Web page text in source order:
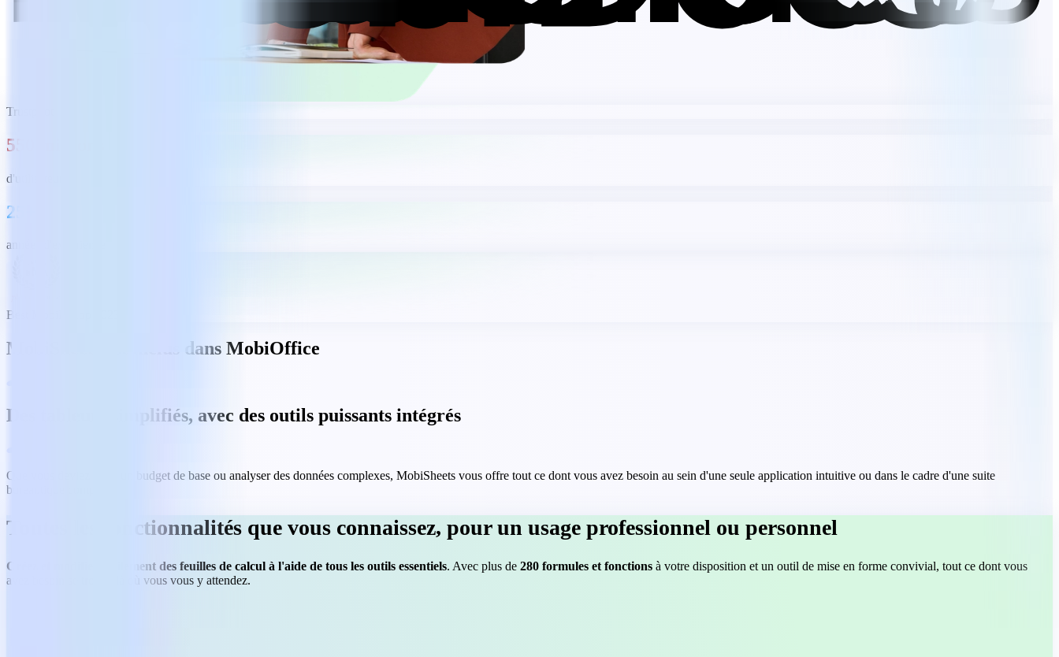
Trustpilot
550 millions
d'utilisateurs
25+
années d'expérience
Best Mobile App 2023
MobiSheets est inclus dans MobiOffice
Des tableurs simplifiés, avec des outils puissants intégrés
Que vous deviez créer un budget de base ou analyser des données complexes, MobiSheets vous offre tout ce dont vous avez besoin au sein d'une seule application intuitive ou dans le cadre d'une suite
bureautique complète.
Toutes les fonctionnalités que vous connaissez, pour un usage professionnel ou personnel
Créez et modifiez facilement des feuilles de calcul à l'aide de tous les outils essentiels. Avec plus de 280 formules et fonctions à votre disposition et un outil de mise en forme convivial, tout ce dont vous
avez besoin se trouve là où vous vous y attendez.